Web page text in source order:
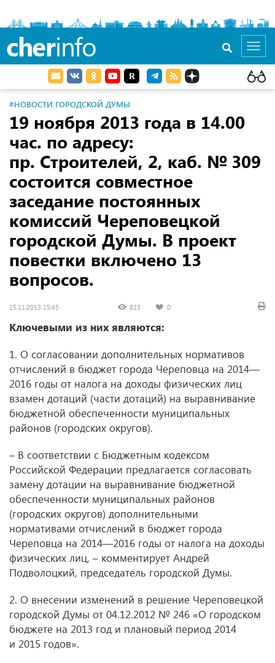
cherinfo
#НОВОСТИ ГОРОДСКОЙ ДУМЫ
19 ноября 2013 года в 14.00
час. по адресу:
пр. Строителей, 2, каб. № 309
состоится совместное
заседание постоянных
комиссий Череповецкой
городской Думы. В проект
повестки включено 13
вопросов.
15.11.2013 15:45 823 0
Ключевыми из них являются:
1. О согласовании дополнительных нормативов
отчислений в бюджет города Череповца на 2014—
2016 годы от налога на доходы физических лиц
взамен дотаций (части дотаций) на выравнивание
бюджетной обеспеченности муниципальных
районов (городских округов).
– В соответствии с Бюджетным кодексом
Российской Федерации предлагается согласовать
замену дотации на выравнивание бюджетной
обеспеченности муниципальных районов
(городских округов) дополнительными
нормативами отчислений в бюджет города
Череповца на 2014—2016 годы от налога на доходы
физических лиц, – комментирует Андрей
Подволоцкий, председатель городской Думы.
2. О внесении изменений в решение Череповецкой
городской Думы от 04.12.2012 № 246 «О городском
бюджете на 2013 год и плановый период 2014
и 2015 годов».